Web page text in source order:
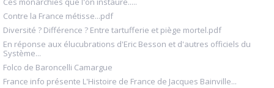
Contre la France métisse...pdf
Diversité ? Différence ? Entre tartufferie et piège mortel.pdf
En réponse aux élucubrations d'Eric Besson et d'autres officiels du
Système...
Folco de Baroncelli Camargue
France info présente L'Histoire de France de Jacques Bainville...